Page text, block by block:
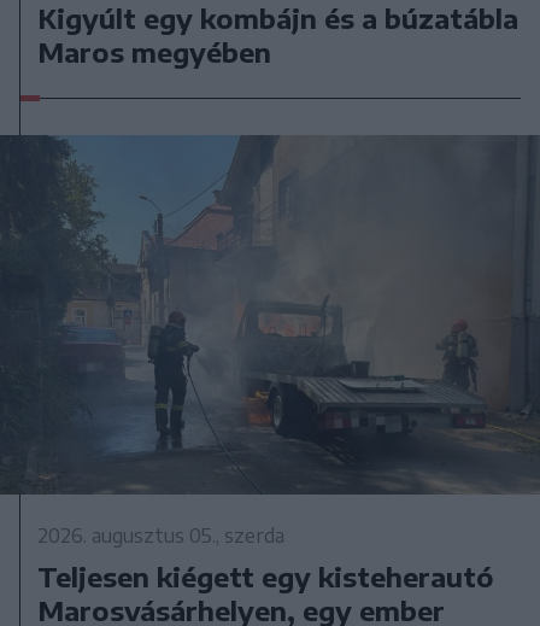
Kigyúlt egy kombájn és a búzatábla
Maros megyében
2026. augusztus 05., szerda
Teljesen kiégett egy kisteherautó
Marosvásárhelyen, egy ember